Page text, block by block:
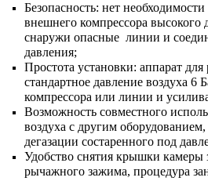
Безопасность: нет
внешнего компрессора высокого
снаружи опасные линии и
давления;
Простота установки: аппарат для
стандартное давление воздуха 6
компрессора или линии и
Возможность совместного
воздуха с другим
дегазации состаренного под
Удобство снятия крышки камеры
рычажного зажима, процедура